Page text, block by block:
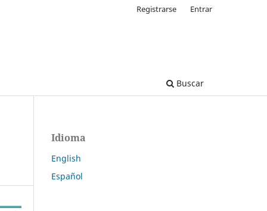
Buscar
Registrarse Entrar
Idioma
English
Español